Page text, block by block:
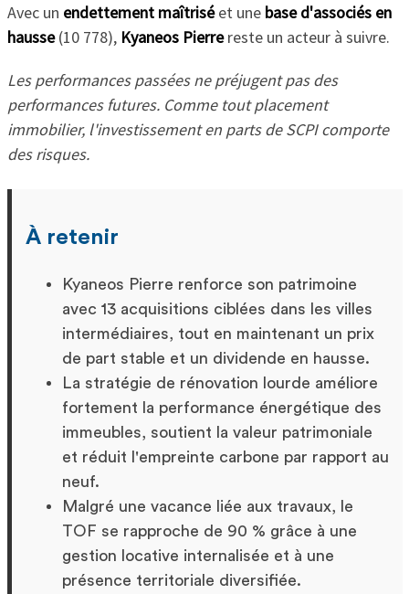
Avec un endettement maîtriséet une base d'associés en
hausse(10 778), Kyaneos Pierrereste un acteur à suivre.
Les performances passées ne préjugent pas des
performances futures. Comme tout placement
immobilier, l'investissement en parts de SCPI comporte
des risques.
À retenir
Kyaneos Pierre renforce son patrimoine
avec 13 acquisitions ciblées dans les villes
intermédiaires, tout en maintenant un prix
de part stable et un dividende en hausse.
La stratégie de rénovation lourde améliore
fortement la performance énergétique des
immeubles, soutient la valeur patrimoniale
et réduit l'empreinte carbone par rapport au
neuf.
Malgré une vacance liée aux travaux, le
TOF se rapproche de 90 % grâce à une
gestion locative internalisée et à une
présence territoriale diversifiée.